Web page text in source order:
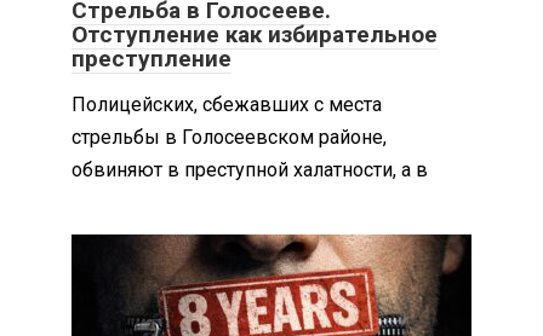
Стрельба в Голосееве.
Отступление как избирательное
преступление
Полицейских, сбежавших с места
стрельбы в Голосеевском районе,
обвиняют в преступной халатности, а в